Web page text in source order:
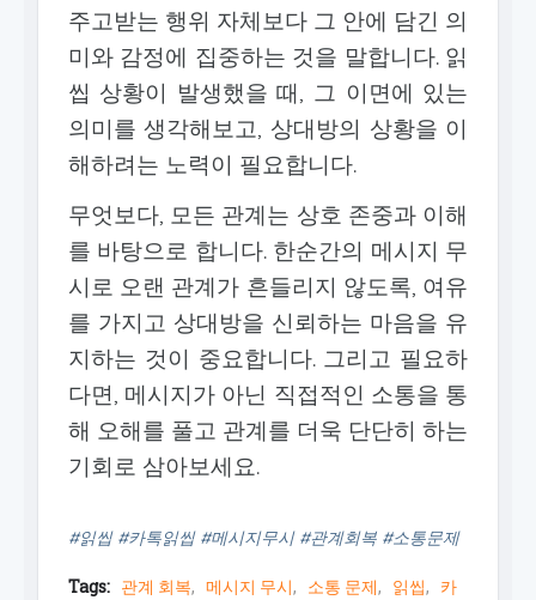
주고받는 행위 자체보다 그 안에 담긴 의
미와 감정에 집중하는 것을 말합니다. 읽
씹 상황이 발생했을 때, 그 이면에 있는
의미를 생각해보고, 상대방의 상황을 이
해하려는 노력이 필요합니다.
무엇보다, 모든 관계는 상호 존중과 이해
를 바탕으로 합니다. 한순간의 메시지 무
시로 오랜 관계가 흔들리지 않도록, 여유
를 가지고 상대방을 신뢰하는 마음을 유
지하는 것이 중요합니다. 그리고 필요하
다면, 메시지가 아닌 직접적인 소통을 통
해 오해를 풀고 관계를 더욱 단단히 하는
기회로 삼아보세요.
#읽씹 #카톡읽씹 #메시지무시 #관계회복 #소통문제
Tags: 관계 회복 메시지 무시 소통 문제 읽씹
카